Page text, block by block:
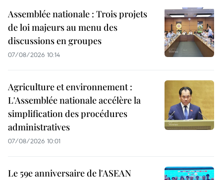
Assemblée nationale : Trois projets
de loi majeurs au menu des
discussions en groupes
07/08/2026 10:14
Agriculture et environnement :
L'Assemblée nationale accélère la
simplification des procédures
administratives
07/08/2026 10:01
Le 59e anniversaire de l'ASEAN